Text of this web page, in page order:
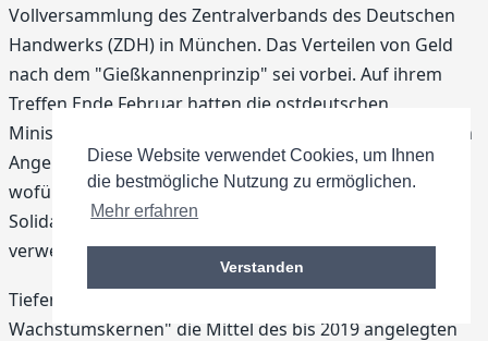
Diese Website verwendet Cookies, um Ihnen
die bestmögliche Nutzung zu ermöglichen.
Mehr erfahren
Verstanden
Vollversammlung des Zentralverbands des Deutschen
Handwerks (ZDH) in München. Das Verteilen von Geld
nach dem "Gießkannenprinzip" sei vorbei. Auf ihrem
Treffen Ende Februar hatten die ostdeutschen
Ministerpräsidenten mit Tiefensee und Bundeskanzlerin
Angela Merkel (CDU) vereinbart, bis Herbst festzulegen,
wofür das noch nicht gebundene letzte Drittel der
Solidarpaktmittel von fast 51 Milliarden Euro bis 2019
verwendet werden soll.
Tiefensee kündigte an, dass neben den "internationalen
Wachstumskernen" die Mittel des bis 2019 angelegten